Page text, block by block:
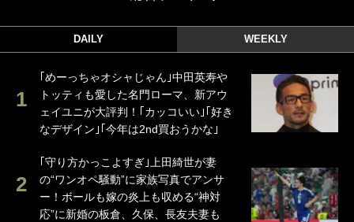
DAILY WEEKLY
｢めーっちゃオシャじゃん｣中田英寿や
トッティも愛した名門ローマ、新アウ
ェイユニが大評判！｢カッコいい｣｢好き
なデザイン｣｢今年は2nd買おうかな｣
｢守り方かっこよすぎ｣上田綺世が妻
の“ワンオペ騒動”に家族写真でアンサ
ー！ボールも嫁の炎上も収める“神対
応”に新婚の板倉、久保、長友夫妻も